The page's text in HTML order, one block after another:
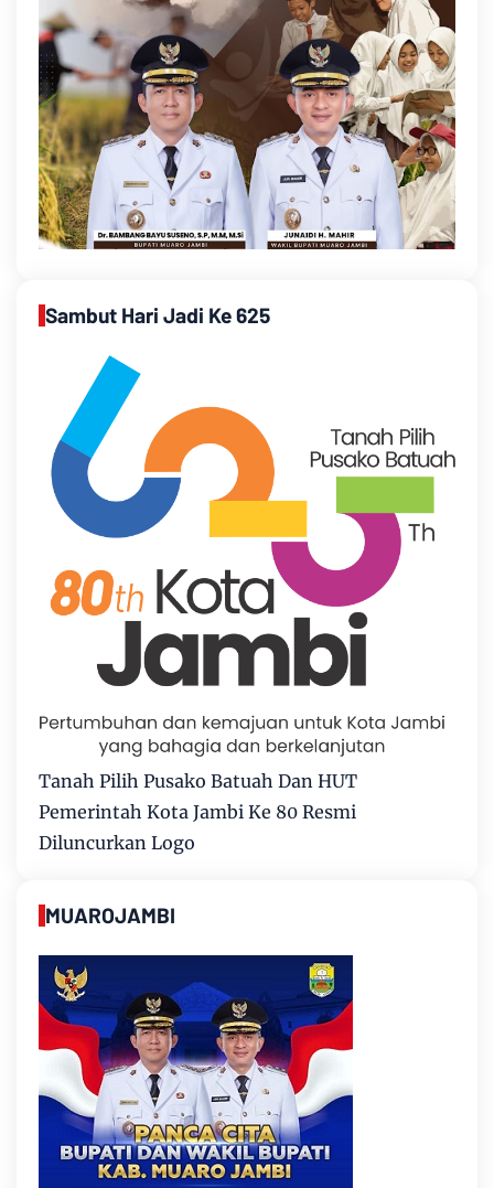
Sambut Hari Jadi Ke 625
Tanah Pilih Pusako Batuah Dan HUT
Pemerintah Kota Jambi Ke 80 Resmi
Diluncurkan Logo
MUAROJAMBI